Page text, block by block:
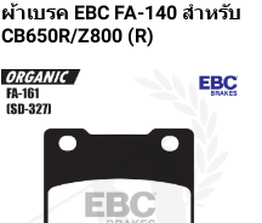
ผ้าเบรค EBC FA-140 สำหรับ
CB650R/Z800 (R)